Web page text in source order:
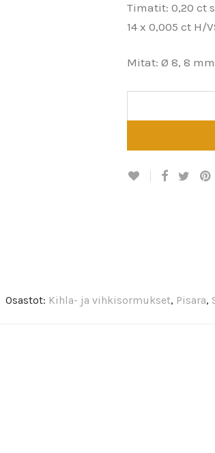
Timatit: 0,20 ct
14 x 0,005 ct H/
Mitat: Ø 8, 8 mm
Osastot: Kihla- ja vihkisormukset, Pisara,